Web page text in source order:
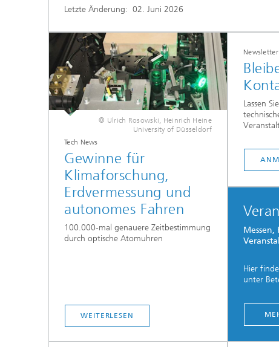
Letzte Änderung: 02. Juni 2026
© Ulrich Rosowski, Heinrich Heine
University of Düsseldorf
Tech News
Gewinne für
Klimaforschung,
Erdvermessung und
autonomes Fahren
100.000-mal genauere Zeitbestimmung
durch optische Atomuhren
WEITERLESEN
Newsletter
Lassen
Hier
unter